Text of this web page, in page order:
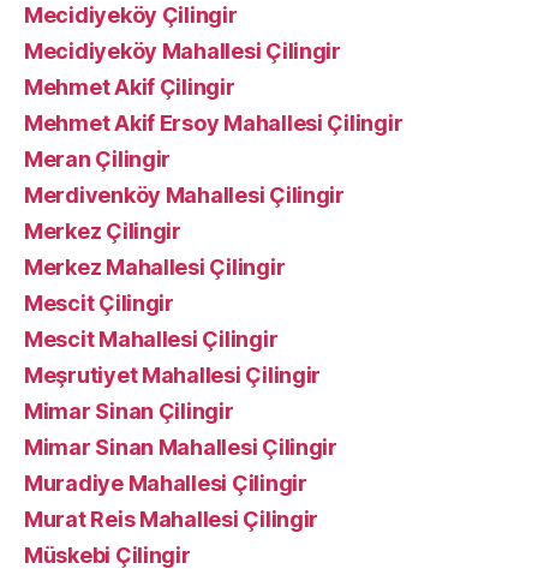
Mecidiyeköy Çilingir
Mecidiyeköy Mahallesi Çilingir
Mehmet Akif Çilingir
Mehmet Akif Ersoy Mahallesi Çilingir
Meran Çilingir
Merdivenköy Mahallesi Çilingir
Merkez Çilingir
Merkez Mahallesi Çilingir
Mescit Çilingir
Mescit Mahallesi Çilingir
Meşrutiyet Mahallesi Çilingir
Mimar Sinan Çilingir
Mimar Sinan Mahallesi Çilingir
Muradiye Mahallesi Çilingir
Murat Reis Mahallesi Çilingir
Müskebi Çilingir